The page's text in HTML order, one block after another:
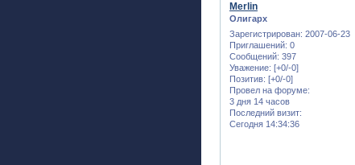
Merlin
Олигарх
Зарегистрирован: 2007-06-23
Приглашений: 0
Сообщений: 397
Уважение: [+0/-0]
Позитив: [+0/-0]
Провел на форуме:
3 дня 14 часов
Последний визит:
Сегодня 14:34:36